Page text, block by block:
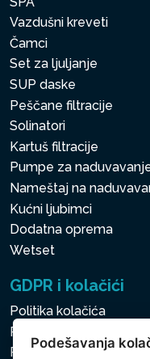
Vazdušni kreveti
Čamci
Set za ljuljanje
SUP daske
Peščane filtracije
Solinatori
Kartuš filtracije
Pumpe za
Nameštaj na
Kućni ljubimci
Dodatna oprema
Wetset
GDPR i kolačići
Politika kolačića
Politika zaštite ličnih i
Politika kolačića
Podešavanja